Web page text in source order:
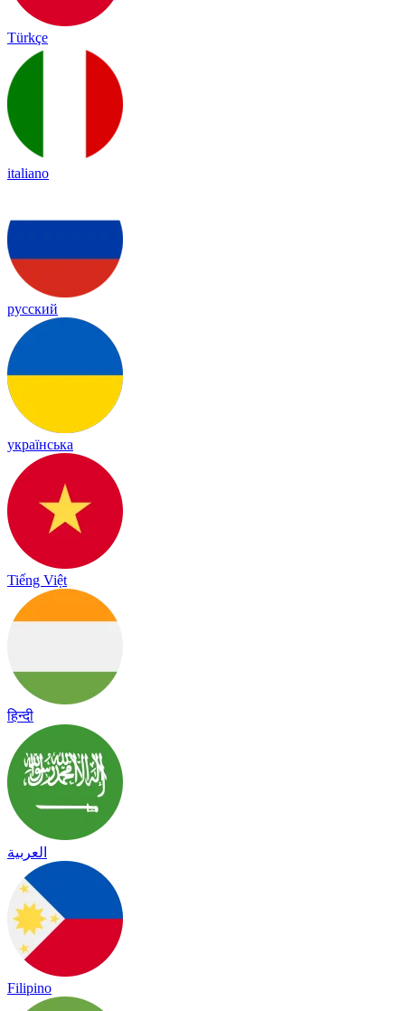
Türkçe
italiano
русский
українська
Tiếng Việt
हिन्दी
العربية
Filipino